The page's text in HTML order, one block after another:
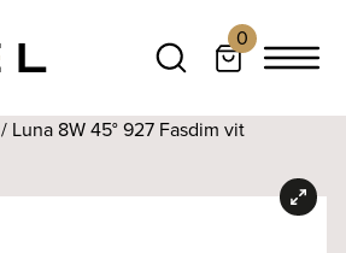
0
/ Luna 8W 45° 927 Fasdim vit